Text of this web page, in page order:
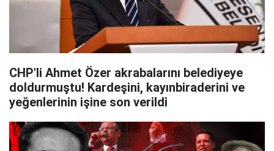
CHP'li Ahmet Özer akrabalarını belediyeye
doldurmuştu! Kardeşini, kayınbiraderini ve
yeğenlerinin işine son verildi